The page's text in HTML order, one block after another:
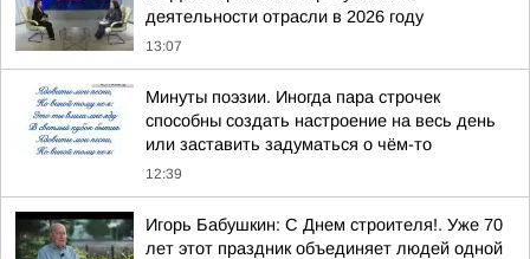
деятельности отрасли в 2026 году
13:07
Минуты поэзии. Иногда пара строчек
способны создать настроение на весь день
или заставить задуматься о чём-то
12:39
Игорь Бабушкин: С Днем строителя!. Уже 70
лет этот праздник объединяет людей одной